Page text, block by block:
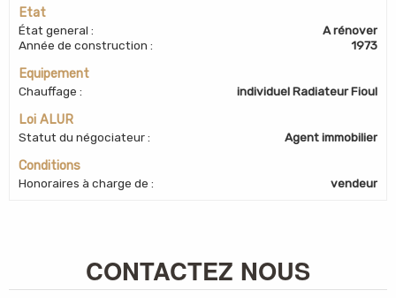
Etat
État general :
A rénover
Année de construction : 1973
Equipement
Chauffage : individuel Radiateur Fioul
Loi ALUR
Statut du négociateur: Agent immobilier
Conditions
Honoraires à charge de : vendeur
CONTACTEZ NOUS